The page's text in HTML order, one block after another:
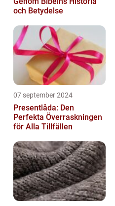
och Betydelse
07 september 2024
Presentlåda: Den
Perfekta Överraskningen
för Alla Tillfällen